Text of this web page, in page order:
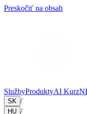
Preskočiť na obsah
SlužbyProduktyAI Kurz
SK /
HU /